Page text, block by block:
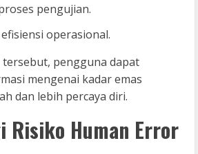
pengujian.
operasional.
pengguna dapat
mengenai kadar emas
dan lebih percaya diri.
Risiko Human Error